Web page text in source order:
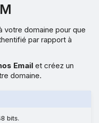
votre domaine pour que
par rapport à
Email et créez un
domaine.
bits.